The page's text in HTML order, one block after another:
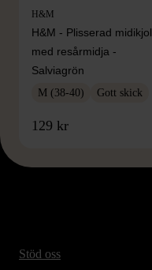
H&M
H&M - Plisserad midikjol
med resårmidja -
Salviagrön
M (38-40) Gott skick
129 kr
Stöd oss